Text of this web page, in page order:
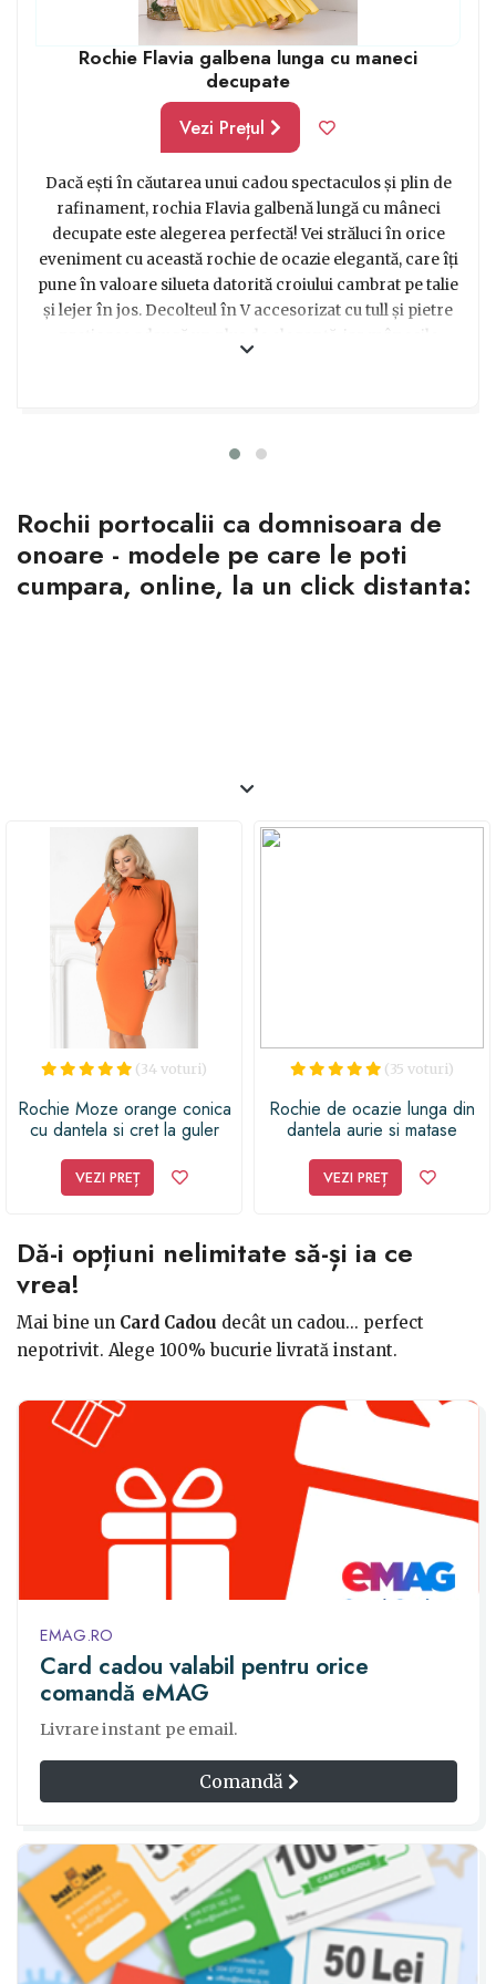
Rochie Flavia galbena lunga cu maneci
decupate
Vezi Prețul
Dacă ești în căutarea unui cadou spectaculos și plin de
rafinament, rochia Flavia galbenă lungă cu mâneci
decupate este alegerea perfectă! Vei străluci în orice
eveniment cu această rochie de ocazie elegantă, care îți
pune în valoare silueta datorită croiului cambrat pe talie
și lejer în jos. Decolteul în V accesorizat cu tull și pietre
prețioase adaugă un plus de eleganță, iar mânecile
rochie galbenă deosebită este disponibilă în mai multe
corect. Transformă momentul special într-unul
memorabil alături de rochia Flavia galbenă lungă cu
mâneci decupate!
Rochii portocalii ca domnisoara de
onoare - modele pe care le poti
cumpara, online, la un click distanta:
(34 voturi)
Rochie Moze orange conica
cu dantela si cret la guler
VEZI PREȚ
(35 voturi)
Rochie de ocazie lunga din
dantela aurie si matase
VEZI PREȚ
Dă-i opțiuni nelimitate să-și ia ce
vrea!
Mai bine un Card Cadou decât un cadou... perfect
nepotrivit. Alege 100% bucurie livrată instant.
EMAG.RO
Card cadou valabil pentru orice
comandă eMAG
Livrare instant pe email.
Comandă